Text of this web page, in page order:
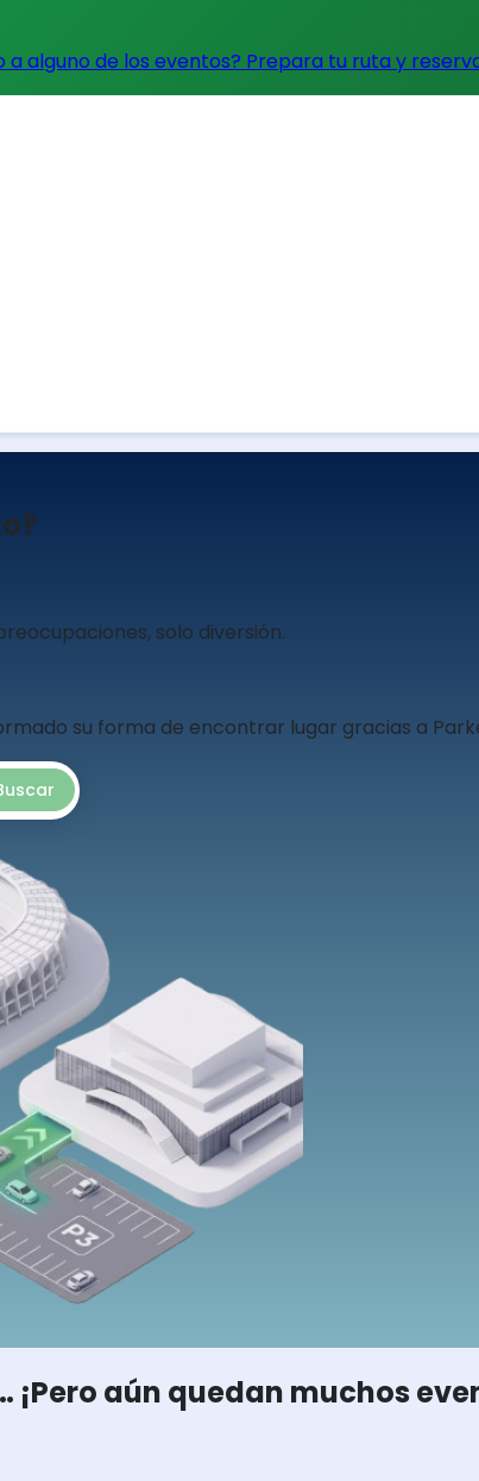
alguno de los eventos? Prepara tu ruta y
solo diversión.
su forma de encontrar lugar gracias a
aún quedan muchos